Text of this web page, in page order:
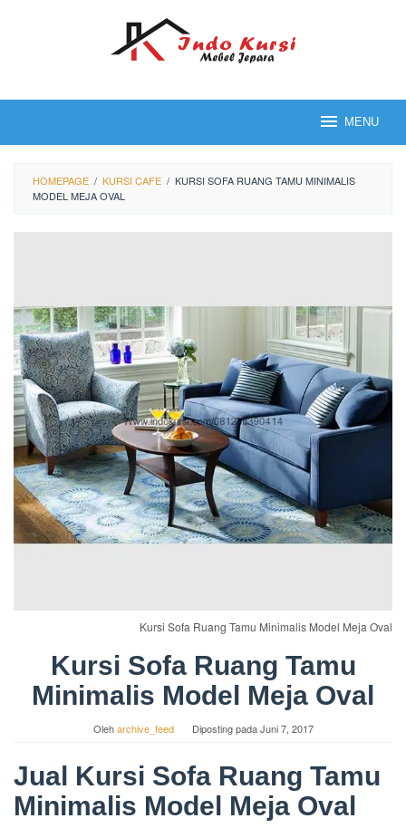
MENU
HOMEPAGE / KURSI CAFE / KURSI SOFA RUANG TAMU MINIMALIS
MODEL MEJA OVAL
Kursi Sofa Ruang Tamu Minimalis Model Meja Oval
Kursi Sofa Ruang Tamu
Minimalis Model Meja Oval
Oleharchive_feed Diposting padaJuni 7, 2017
Jual Kursi Sofa Ruang Tamu
Minimalis Model Meja Oval